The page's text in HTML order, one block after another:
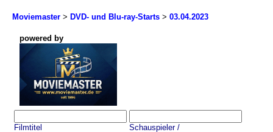
Moviemaster > DVD- und Blu-ray-Starts > 03.04.2023
powered by
Filmtitel
Schauspieler /